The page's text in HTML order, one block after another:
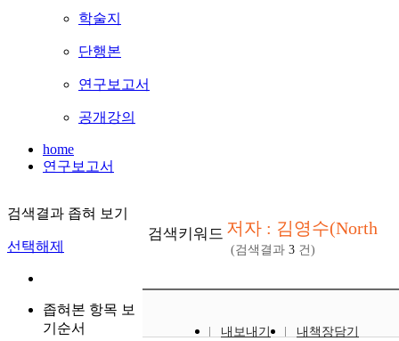
학술지
단행본
연구보고서
공개강의
home
연구보고서
검색결과 좁혀 보기
선택해제
좁혀본 항목 보
기순서
검색키워드 저자 : 김영수(North
(검색결과 3 건)
내보내기
내책장담기